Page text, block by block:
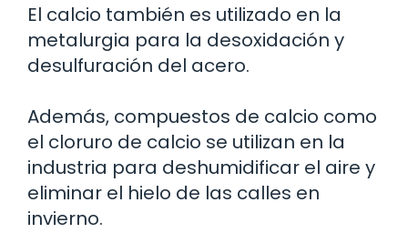
El calcio también es utilizado en la
metalurgia para la desoxidación y
desulfuración del acero.
Además, compuestos de calcio como
el cloruro de calcio se utilizan en la
industria para deshumidificar el aire y
eliminar el hielo de las calles en
invierno.